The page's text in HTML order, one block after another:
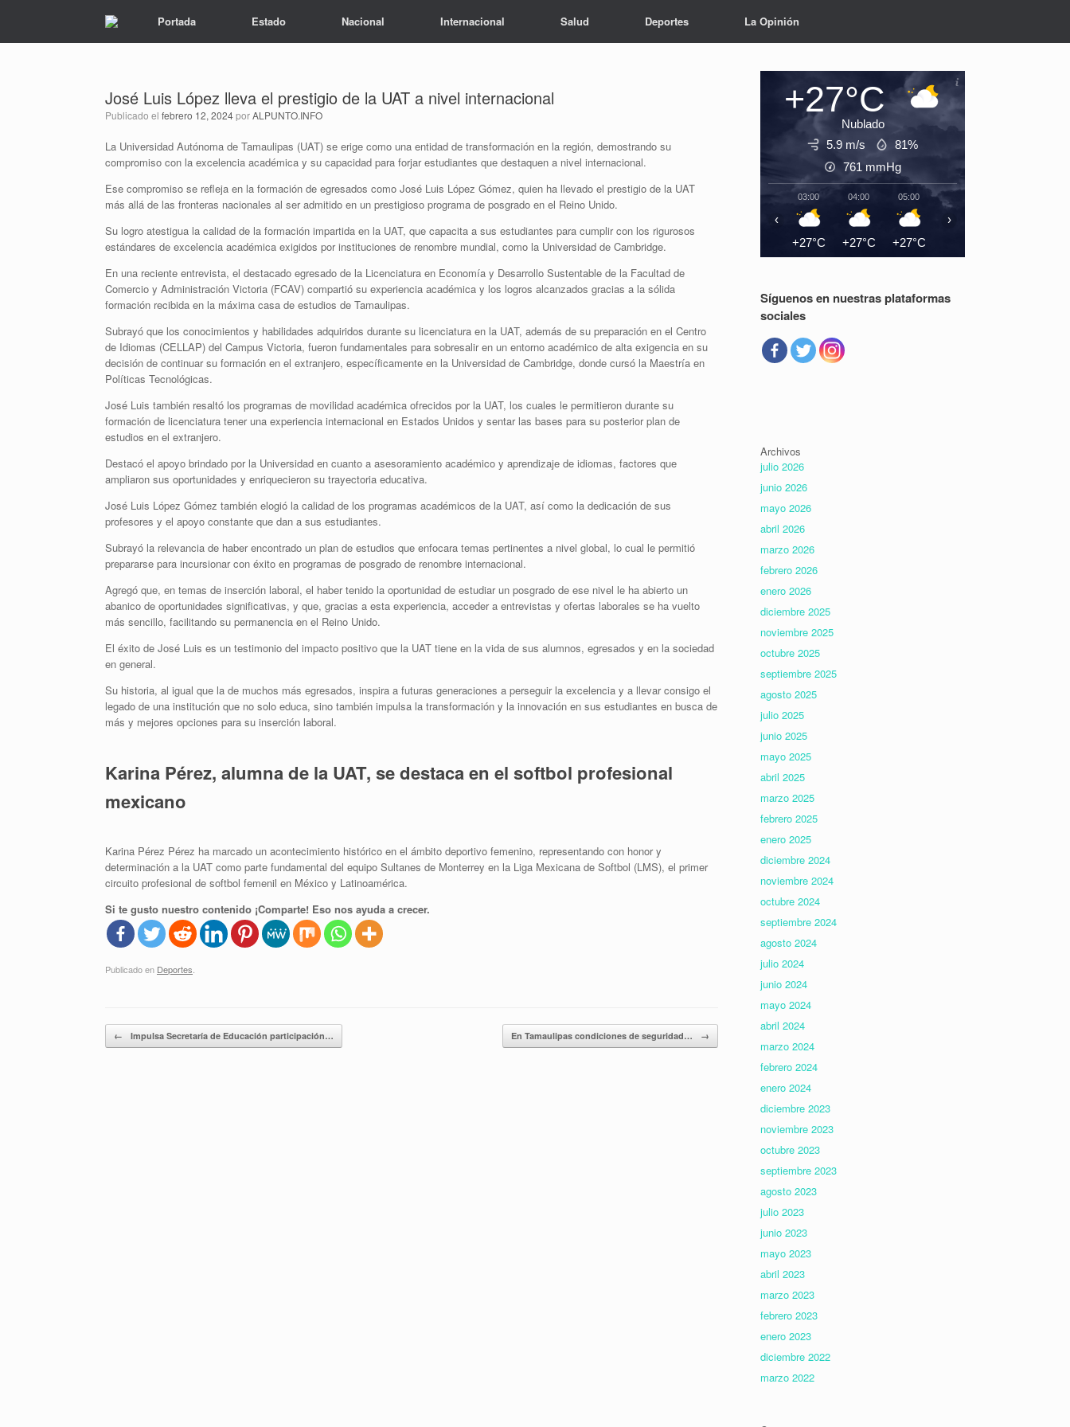
Portada Estado Nacional Internacional Salud Deportes La Opinión
José Luis López lleva el prestigio de la UAT a nivel internacional
Publicado el febrero 12, 2024porALPUNTO.INFO
La Universidad Autónoma de Tamaulipas (UAT) se erige como una entidad de transformación en la región, demostrando su
compromiso con la excelencia académica y su capacidad para forjar estudiantes que destaquen a nivel internacional.
Ese compromiso se refleja en la formación de egresados como José Luis López Gómez, quien ha llevado el prestigio de la UAT
más allá de las fronteras nacionales al ser admitido en un prestigioso programa de posgrado en el Reino Unido.
Su logro atestigua la calidad de la formación impartida en la UAT, que capacita a sus estudiantes para cumplir con los rigurosos
estándares de excelencia académica exigidos por instituciones de renombre mundial, como la Universidad de Cambridge.
En una reciente entrevista, el destacado egresado de la Licenciatura en Economía y Desarrollo Sustentable de la Facultad de
Comercio y Administración Victoria (FCAV) compartió su experiencia académica y los logros alcanzados gracias a la sólida
formación recibida en la máxima casa de estudios de Tamaulipas.
Subrayó que los conocimientos y habilidades adquiridos durante su licenciatura en la UAT, además de su preparación en el Centro
de Idiomas (CELLAP) del Campus Victoria, fueron fundamentales para sobresalir en un entorno académico de alta exigencia en su
decisión de continuar su formación en el extranjero, específicamente en la Universidad de Cambridge, donde cursó la Maestría en
Políticas Tecnológicas.
José Luis también resaltó los programas de movilidad académica ofrecidos por la UAT, los cuales le permitieron durante su
formación de licenciatura tener una experiencia internacional en Estados Unidos y sentar las bases para su posterior plan de
estudios en el extranjero.
Destacó el apoyo brindado por la Universidad en cuanto a asesoramiento académico y aprendizaje de idiomas, factores que
ampliaron sus oportunidades y enriquecieron su trayectoria educativa.
José Luis López Gómez también elogió la calidad de los programas académicos de la UAT, así como la dedicación de sus
profesores y el apoyo constante que dan a sus estudiantes.
Subrayó la relevancia de haber encontrado un plan de estudios que enfocara temas pertinentes a nivel global, lo cual le permitió
prepararse para incursionar con éxito en programas de posgrado de renombre internacional.
Agregó que, en temas de inserción laboral, el haber tenido la oportunidad de estudiar un posgrado de ese nivel le ha abierto un
abanico de oportunidades significativas, y que, gracias a esta experiencia, acceder a entrevistas y ofertas laborales se ha vuelto
más sencillo, facilitando su permanencia en el Reino Unido.
El éxito de José Luis es un testimonio del impacto positivo que la UAT tiene en la vida de sus alumnos, egresados y en la sociedad
en general.
Su historia, al igual que la de muchos más egresados, inspira a futuras generaciones a perseguir la excelencia y a llevar consigo el
legado de una institución que no solo educa, sino también impulsa la transformación y la innovación en sus estudiantes en busca de
más y mejores opciones para su inserción laboral.
Karina Pérez, alumna de la UAT, se destaca en el softbol profesional
mexicano
Karina Pérez Pérez ha marcado un acontecimiento histórico en el ámbito deportivo femenino, representando con honor y
determinación a la UAT como parte fundamental del equipo Sultanes de Monterrey en la Liga Mexicana de Softbol (LMS), el primer
circuito profesional de softbol femenil en México y Latinoamérica.
Si te gusto nuestro contenido ¡Comparte! Eso nos ayuda a crecer.
Publicado en Deportes
Navegador de artículos
← Impulsa Secretaría de Educación participación… En Tamaulipas condiciones de seguridad… →
+27°C
Nublado
5.9 m/s
81%
761 mmHg
03:00
+27°C
04:00
+27°C
05:00
+27°C
‹ ›
Síguenos en nuestras plataformas
sociales
Archivos
julio 2026
junio 2026
mayo 2026
abril 2026
marzo 2026
febrero 2026
enero 2026
diciembre 2025
noviembre 2025
octubre 2025
septiembre 2025
agosto 2025
julio 2025
junio 2025
mayo 2025
abril 2025
marzo 2025
febrero 2025
enero 2025
diciembre 2024
noviembre 2024
octubre 2024
septiembre 2024
agosto 2024
julio 2024
junio 2024
mayo 2024
abril 2024
marzo 2024
febrero 2024
enero 2024
diciembre 2023
noviembre 2023
octubre 2023
septiembre 2023
agosto 2023
julio 2023
junio 2023
mayo 2023
abril 2023
marzo 2023
febrero 2023
enero 2023
diciembre 2022
marzo 2022